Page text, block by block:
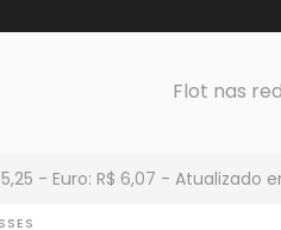
Flot nas
- Euro: R$ 6,07 - Atualizado